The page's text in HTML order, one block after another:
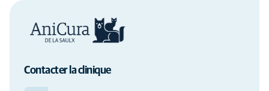
Contacter la clinique